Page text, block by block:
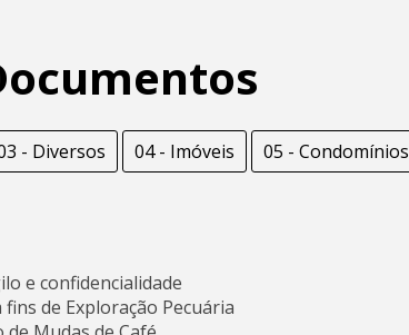
- Diversos 04 - Imóveis 05 - Condomínios
e confidencialidade
de Exploração Pecuária